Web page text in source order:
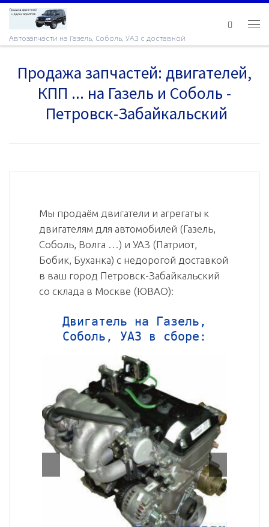
Skip to content
Автозапчасти на Газель, Соболь, УАЗ с доставкой
Продажа запчастей: двигателей,
КПП ... на Газель и Соболь -
Петровск-Забайкальский
Мы продаём двигатели и агрегаты к
двигателям для автомобилей (Газель,
Соболь, Волга …) и УАЗ (Патриот,
Бобик, Буханка) с недорогой доставкой
в ваш город Петровск-Забайкальский
со склада в Москве (ЮВАО):
Двигатель на Газель,
Соболь, УАЗ в сборе: